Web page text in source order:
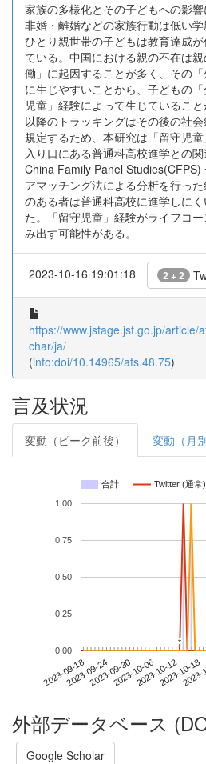
家族の多様化とその子どもへの影
非婚・離婚などの家族行動は低い学
ひとり親世帯の子どもは教育達成
ている。中国における親の不在は
働」に起因することが多く、その
に生じやすいことから、子どもの
児童」経験によって生じているこ
以降のトラッキングはその後の社
規定するため、本研究は「留守児
入り口にある普通科高校進学との関
China Family Panel Studies(CFPS)
アマッチング法による分析を行っ
のある者は普通科高校に進学しに
た。「留守児童」経験がライフコ
み出す可能性がある。
2023-10-16 19:01:18 2 + 2
https://www.jstage.jst.go.jp/article/
char/ja/
(info:doi/10.14965/afs.48.75)
言及状況
変動（ピーク前後） 変動（月別
合計 Twitter (通常)
2023-09-182023-09-242023-09-302023-10-062023-10-122023-10-18
0.00
0.25
0.50
0.75
1.00
**
外部データベース
Google Scholar